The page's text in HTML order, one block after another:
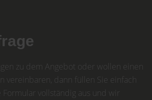
zu dem Angebot oder wollen einen
vereinbaren, dann füllen Sie einfach
vollständig aus und wir